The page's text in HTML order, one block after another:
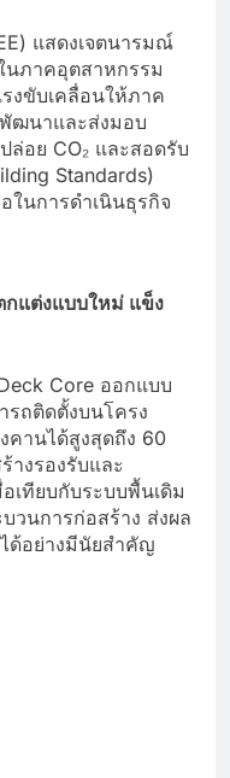
แสดงเจตนารมณ์
นภาคอุตสาหกรรม
งขับเคลื่อนให้ภาค
ฒนาและส่งมอบ
อย CO₂ และสอดรับ
Standards)
ในการดำเนินธุรกิจ
กแต่งแบบใหม่ แข็ง
Core ออกแบบ
รถติดตั้งบนโครง
คานได้สูงสุดถึง 60
างรองรับและ
เทียบกับระบบพื้นเดิม
วนการก่อสร้าง ส่งผล
ด้อย่างมีนัยสำคัญ